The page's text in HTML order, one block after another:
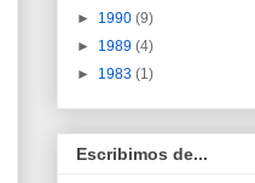
► 1990 (9)
► 1989 (4)
► 1983 (1)
Escribimos de...